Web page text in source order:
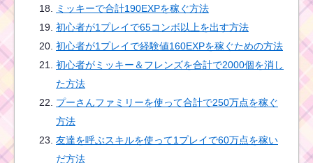
黒色のツムでマジカル
ボムを10個消すおすす
めツムはコレ
ツムツム確率アップ
ツムはハチプー・ジャ
スミン・トリトン王
ミッキーで合計190EXPを稼ぐ方法
初心者が1プレイで65コンボ以上を出す方法
初心者が1プレイで経験値160EXPを稼ぐための方法
初心者がミッキー＆フレンズを合計で2000個を消し
た方法
プーさんファミリーを使って合計で250万点を稼ぐ
方法
友達を呼ぶスキルを使って1プレイで60万点を稼い
だ方法